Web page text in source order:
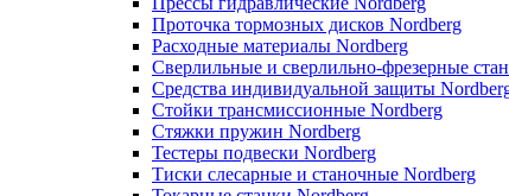
Проточка тормозных дисков Nordberg
Расходные материалы Nordberg
Сверлильные и сверлильно-фрезерные
Средства индивидуальной защиты
Стойки трансмиссионные Nordberg
Стяжки пружин Nordberg
Тестеры подвески Nordberg
Тиски слесарные и станочные Nordberg